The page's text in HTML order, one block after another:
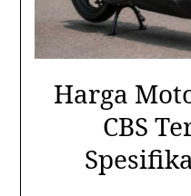
Harga
CBS